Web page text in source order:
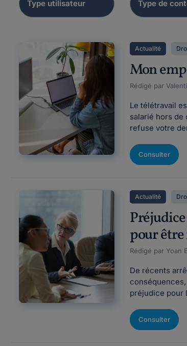
Actualité
Mon
Rédigé par
Le télétravail
salarié hors de
refuse votre
Consulter
Actualité
pour
Rédigé par Yoan
De récents
préjudice pour
Consulter